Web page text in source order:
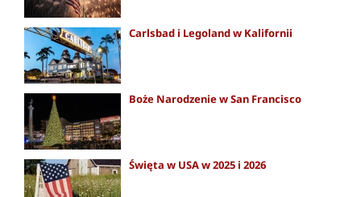
Carlsbad i Legoland w Kalifornii
Boże Narodzenie w San Francisco
Święta w USA w 2025 i 2026